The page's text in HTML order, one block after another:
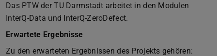
Das PTW der TU Darmstadt arbeitet in den Modulen
InterQ-Data und InterQ-ZeroDefect.
Erwartete Ergebnisse
Zu den erwarteten Ergebnissen des Projekts gehören: